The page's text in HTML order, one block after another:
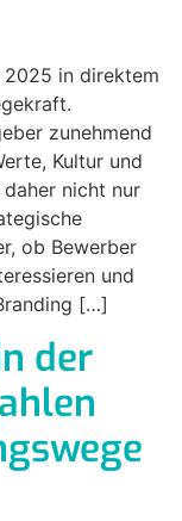
2025 in direktem
zunehmend
Kultur und
nicht nur
ob Bewerber
und
[…]
der